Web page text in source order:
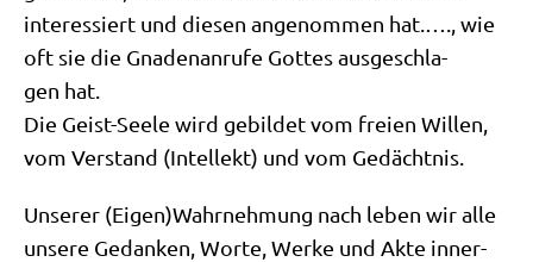
inter­es­siert und die­sen ange­nom­men hat.…., wie
oft sie die Gna­den­an­ru­fe Got­tes aus­ge­schla­
gen hat.
Die Geist-See­le wird gebil­det vom frei­en Wil­len,
vom Ver­stand (Intel­lekt) und vom Gedächtnis.
Unse­rer (Eigen)Wahrnehmung nach leben wir alle
unse­re Gedan­ken, Wor­te, Wer­ke und Akte inner­